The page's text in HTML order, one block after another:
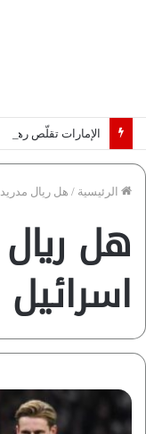
الرئيسية / هل ريال
هل
اسرائيل